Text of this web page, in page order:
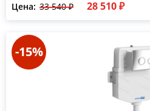
Цена: 33 540 ₽ 28 510 ₽
-15%